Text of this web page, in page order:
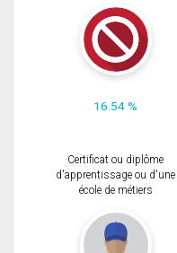
16.54 %
Certificat ou diplôme
d'apprentissage ou d'une
école de métiers